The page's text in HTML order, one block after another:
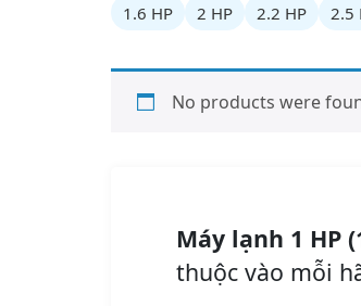
1.6 HP 2 HP 2.2 HP 2.5
No products were
Máy lạnh 1 HP
thuộc vào mỗi